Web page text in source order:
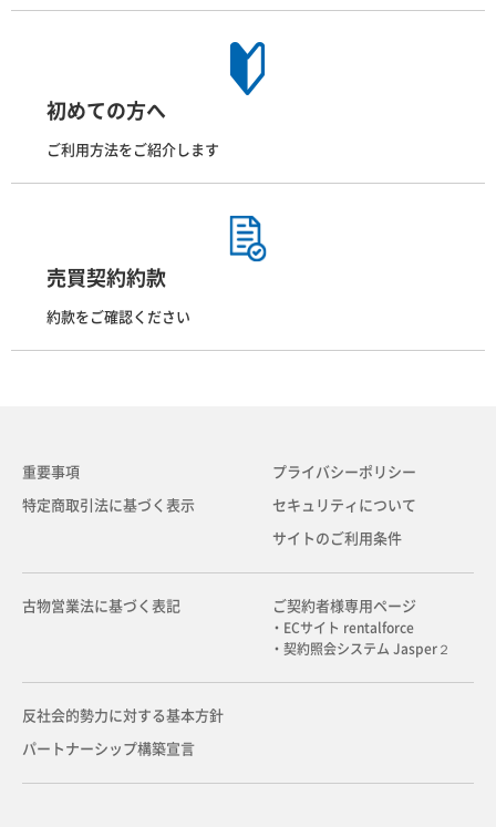
初めての方へ
ご利用方法をご紹介します
売買契約約款
約款をご確認ください
重要事項
特定商取引法に基づく表示
プライバシーポリシー
セキュリティについて
サイトのご利用条件
古物営業法に基づく表記 ご契約者様専用ページ
・ECサイト rentalforce
・契約照会システム Jasper２
反社会的勢力に対する基本方針
パートナーシップ構築宣言